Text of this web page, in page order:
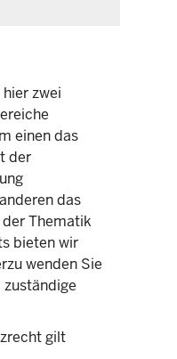
zwei
einen das
der
das
Thematik
bieten wir
wenden Sie
gilt